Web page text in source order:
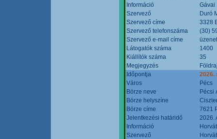
Információ
Gávai
Szervező
Duró
Szervező címe
3328
Szervező telefonszáma
(30)
Szervező e-mail címe
Látogatók száma
1400
Kiállítók száma
35
Megjegyzés
Időpontja
2026.
Város
Pécs
Börze neve
Pécsi
Börze helyszíne
Börze címe
7621
Jelentkezési határidő
2026.
Információ
Szervező